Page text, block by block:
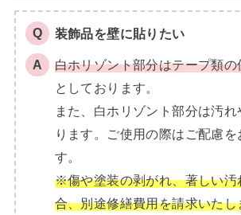
装飾品を壁に貼りたい
白ホリゾント部分はテープ類
としております。
また、白ホリゾント部分は汚
ります。ご使用の際はご配慮を
す。
※傷や塗装の剥がれ、著しい汚
合、別途修繕費用を請求いたし